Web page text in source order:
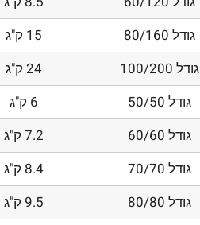
גודל 80/160
15 ק"ג
גודל 100/200
24 ק"ג
גודל 50/50
6 ק"ג
גודל 60/60
7.2 ק"ג
גודל 70/70
8.4 ק"ג
גודל 80/80
9.5 ק"ג